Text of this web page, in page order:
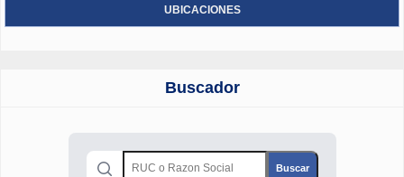
UBICACIONES
Buscador